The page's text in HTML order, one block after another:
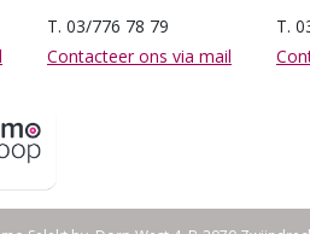
T. 03/776 78 79
Contacteer ons via mail
T.